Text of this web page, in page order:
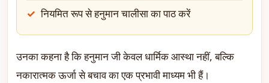
नियमित रूप से हनुमान चालीसा का पाठ करें
उनका कहना है कि हनुमान जी केवल धार्मिक आस्था नहीं, बल्कि
नकारात्मक ऊर्जा से बचाव का एक प्रभावी माध्यम भी हैं।